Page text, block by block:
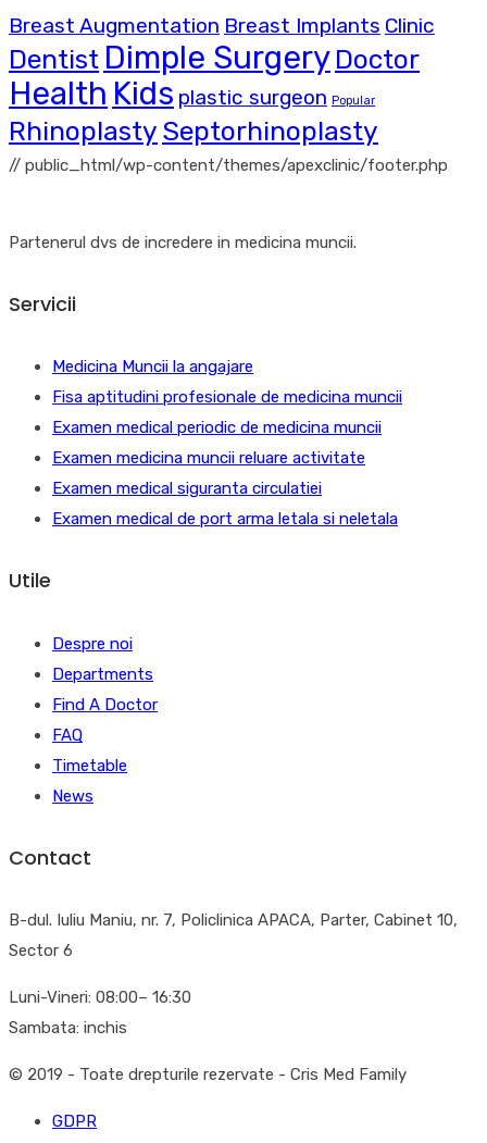
Breast Augmentation Breast Implants Clinic
Dentist Dimple Surgery Doctor
Health Kids plastic surgeon Popular
Rhinoplasty Septorhinoplasty
// public_html/wp-content/themes/apexclinic/footer.php
Partenerul dvs de incredere in medicina muncii.
Servicii
Medicina Muncii la angajare
Fisa aptitudini profesionale de medicina muncii
Examen medical periodic de medicina muncii
Examen medicina muncii reluare activitate
Examen medical siguranta circulatiei
Examen medical de port arma letala si neletala
Utile
Despre noi
Departments
Find A Doctor
FAQ
Timetable
News
Contact
B-dul. Iuliu Maniu, nr. 7, Policlinica APACA, Parter, Cabinet 10,
Sector 6
Luni-Vineri: 08:00– 16:30
Sambata: inchis
© 2019 - Toate drepturile rezervate - Cris Med Family
GDPR